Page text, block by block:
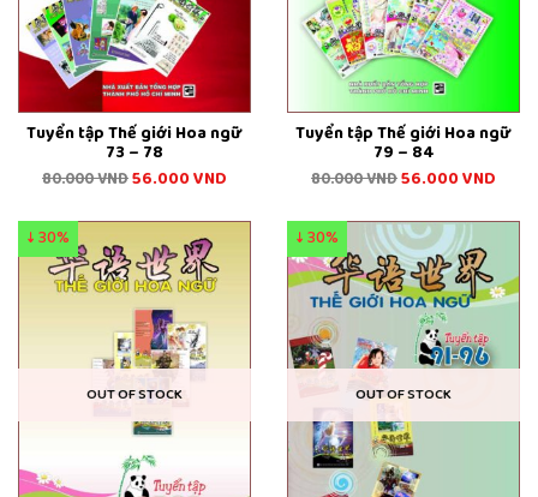
Tuyển tập Thế giới Hoa ngữ
73 – 78
80.000VND56.000VND
Tuyển tập Thế giới Hoa ngữ
79 – 84
80.000VND56.000VND
OUT OF STOCK
↓ 30%
OUT OF STOCK
↓ 30%